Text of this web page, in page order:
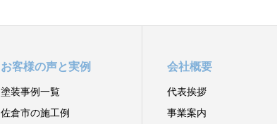
お客様の声と実例
塗装事例一覧
佐倉市の施工例
会社概要
代表挨拶
事業案内